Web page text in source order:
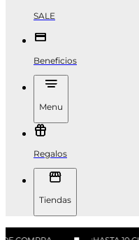
SALE
Beneficios
Menu
Regalos
Tiendas